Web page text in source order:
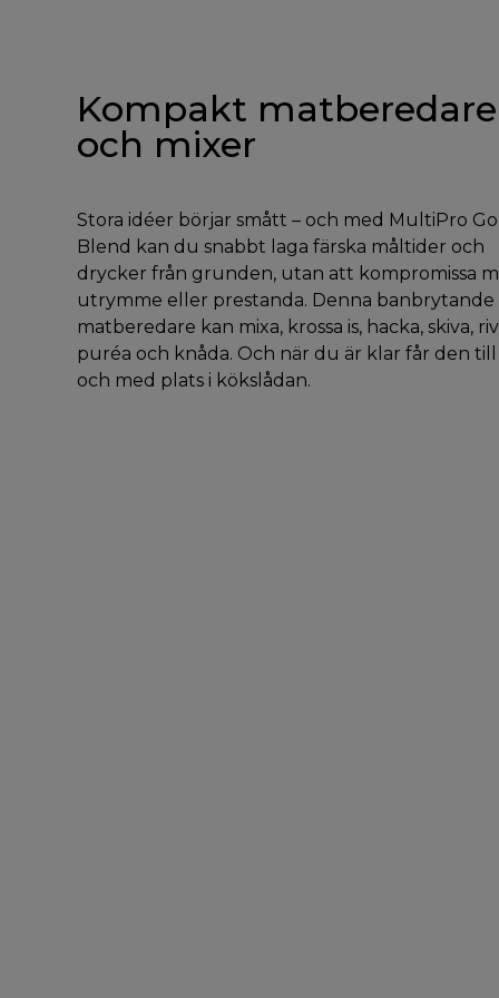
Kompakt matberedare
och mixer
Stora idéer börjar smått – och med MultiPro Go
Blend kan du snabbt laga färska måltider och
drycker från grunden, utan att kompromissa
utrymme eller prestanda. Denna banbrytande
matberedare kan mixa, krossa is, hacka, skiva,
puréa och knåda. Och när du är klar får den till
och med plats i kökslådan.